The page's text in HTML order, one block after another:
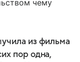
чему
из фильма
пор одна,